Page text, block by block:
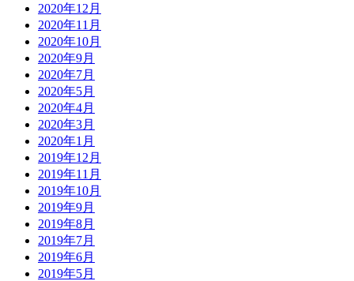
2020年12月
2020年11月
2020年10月
2020年9月
2020年7月
2020年5月
2020年4月
2020年3月
2020年1月
2019年12月
2019年11月
2019年10月
2019年9月
2019年8月
2019年7月
2019年6月
2019年5月